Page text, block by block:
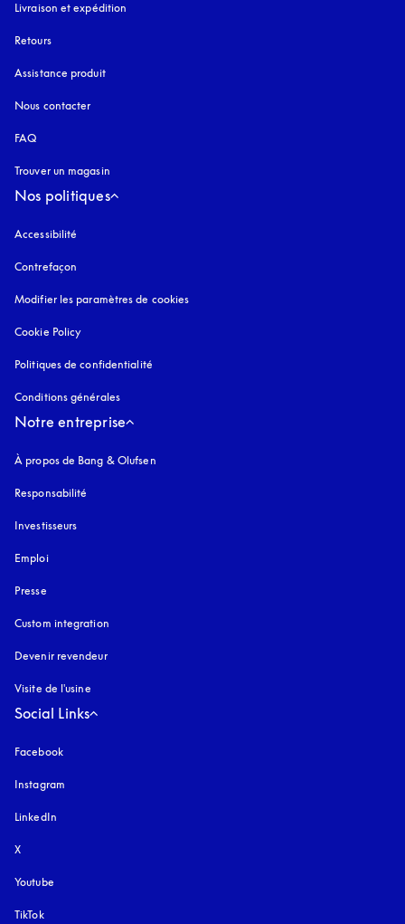
Livraison et expédition
Retours
Assistance produit
Nous contacter
FAQ
Trouver un magasin
Nos politiques
Accessibilité
Contrefaçon
Modifier les paramètres de cookies
Cookie Policy
Politiques de confidentialité
Conditions générales
Notre entreprise
À propos de Bang & Olufsen
Responsabilité
Investisseurs
Emploi
Presse
Custom integration
Devenir revendeur
Visite de l'usine
Social Links
Facebook
Instagram
LinkedIn
X
Youtube
TikTok